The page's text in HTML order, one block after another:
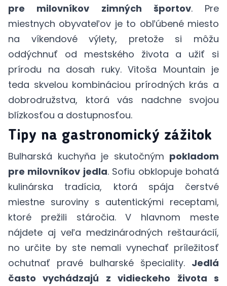
pre milovníkov zimných športov. Pre
miestnych obyvateľov je to obľúbené miesto
na víkendové výlety, pretože si môžu
oddýchnuť od mestského života a užiť si
prírodu na dosah ruky. Vitoša Mountain je
teda skvelou kombináciou prírodných krás a
dobrodružstva, ktorá vás nadchne svojou
blízkosťou a dostupnosťou.
Tipy na gastronomický zážitok
Bulharská kuchyňa je skutočným pokladom
pre milovníkov jedla. Sofiu obklopuje bohatá
kulinárska tradícia, ktorá spája čerstvé
miestne suroviny s autentickými receptami,
ktoré prežili stáročia. V hlavnom meste
nájdete aj veľa medzinárodných reštaurácií,
no určite by ste nemali vynechať príležitosť
ochutnať pravé bulharské špeciality. Jedlá
často vychádzajú z vidieckeho života s